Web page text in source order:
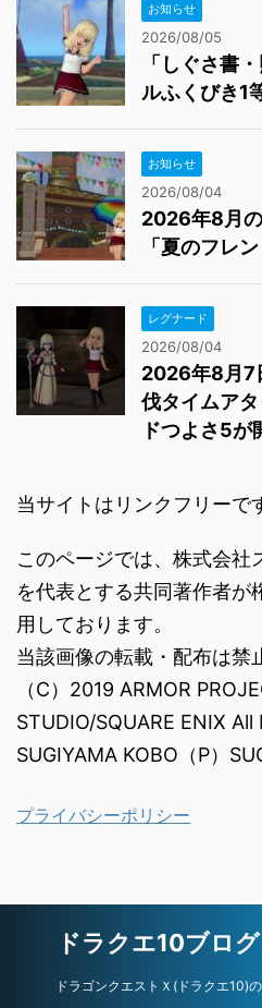
お知らせ
2026/08/05
「しぐさ書
ルふくびき1
お知らせ
2026/08/04
2026年8月
「夏のフレ
レグナード
2026/08/04
2026年8月7
伐タイムア
ドつよさ5が
当サイトはリンクフリーで
このページでは、株式会社
を代表とする共同著作者が
用しております。
当該画像の転載・配布は禁
（C）2019 ARMOR
STUDIO/SQUARE ENIX All
SUGIYAMA KOBO（P）
プライバシーポリシー
ドラクエ10ブロ
ドラゴンクエストＸ(ドラクエ10)